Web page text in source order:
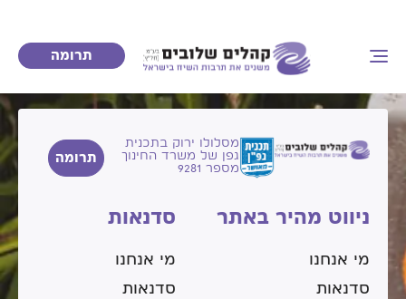
תרומה
אלישע מזלי
מסלולו ירוק בתכנית
גפן של משרד החינוך
מספר 9281
תרומה
ניווט מהיר באתר
מי אנחנו
סדנאות
סדנאות
מי אנחנו
סדנאות